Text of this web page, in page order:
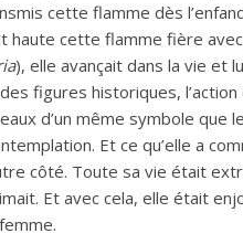
cette flamme dès
haute cette flamme fière
), elle avançait dans la vie
figures historiques,
d’un même symbole que
Et ce qu’elle a
côté. Toute sa vie était
Et avec cela, elle était